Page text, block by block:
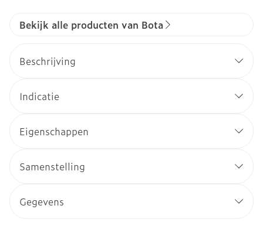
Bekijk alle producten van Bota
Beschrijving
Indicatie
Eigenschappen
Samenstelling
Gegevens